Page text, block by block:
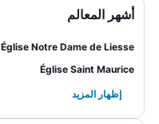
أشهر المعالم
Église Notre Dame de Liesse
Église Saint Maurice
إظهار المزيد